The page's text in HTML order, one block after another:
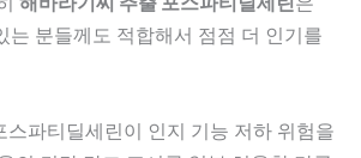
는 분들께도 적합해서 점점 더 인기를
스파티딜세린이 인지 기능 저하 위험을